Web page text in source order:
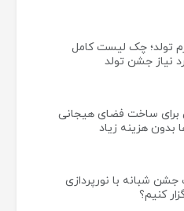
تولد؛ چک لیست کامل
نیاز جشن تولد
برای ساخت فضای هیجانی
هزینه زیاد
شبانه با نورپردازی
کنیم؟